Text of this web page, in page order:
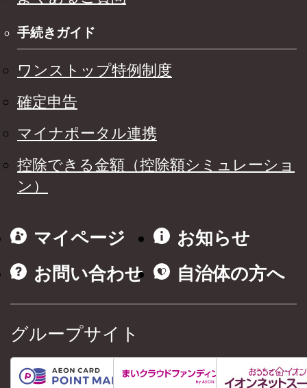
手続きガイド
ワンストップ特例制度
確定申告
マイナポータル連携
控除できる金額（控除額シミュレーショ
ン）
マイページ
お知らせ
お問い合わせ
自治体の方へ
グループサイト